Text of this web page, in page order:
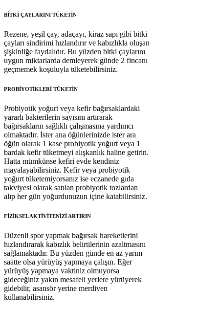
BİTKİ ÇAYLARINI TÜKETİN
Rezene, yeşil çay, adaçayı, kiraz sapı gibi bitki
çayları sindirimi hızlandırır ve kabızlıkla oluşan
şişkinliğe faydalıdır. Bu yüzden bitki çaylarını
uygun miktarlarda demleyerek günde 2 fincanı
geçmemek koşuluyla tüketebilirsiniz.
PROBİYOTİKLERİ TÜKETİN
Probiyotik yoğurt veya kefir bağırsaklardaki
yararlı bakterilerin sayısını artırarak
bağırsakların sağlıklı çalışmasına yardımcı
olmaktadır. İster ana öğünlerinizde ister ara
öğün olarak 1 kase probiyotik yoğurt veya 1
bardak kefir tüketmeyi alışkanlık haline getirin.
Hatta mümkünse kefiri evde kendiniz
mayalayabilirsiniz. Kefir veya probiyotik
yoğurt tüketemiyorsanız ise eczanede gıda
takviyesi olarak satılan probiyotik tozlardan
alıp her gün yoğurdunuzun içine katabilirsiniz.
FİZİKSEL AKTİVİTENİZİ ARTIRIN
Düzenli spor yapmak bağırsak hareketlerini
hızlandırarak kabızlık belirtilerinin azaltmasını
sağlamaktadır. Bu yüzden günde en az yarım
saatte olsa yürüyüş yapmaya çalışın. Eğer
yürüyüş yapmaya vaktiniz olmuyorsa
gideceğiniz yakın mesafeli yerlere yürüyerek
gidebilir, asansör yerine merdiven
kullanabilirsiniz.